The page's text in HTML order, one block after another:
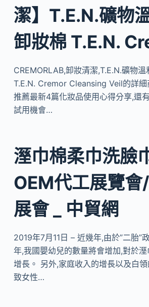
潔】T.E.N.礦物
卸妝棉 T.E.N.
CREMORLAB,卸妝清潔,T.E.N.礦物
T.E.N. Cremor Cleansing Veil的詳細
推薦最新4篇化妝品使用心得分享,還
試用機會…
溼巾棉柔巾洗臉
OEM代工展覽會/
展會 _ 中貿網
2019年7月11日 – 近幾年,由於”二胎”
年,我國嬰幼兒的數量將會增加,對於
增長。 另外,家庭收入的增長以及白
致女性…